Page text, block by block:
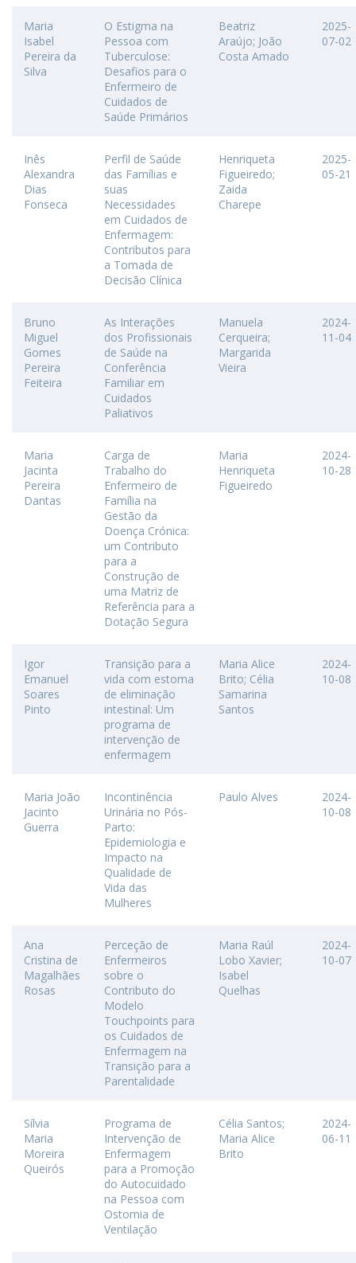
Maria
Isabel
Pereira da
Silva
O Estigma na
Pessoa com
Tuberculose:
Desafios para o
Enfermeiro de
Cuidados de
Saúde Primários
Beatriz
Araújo; João
Costa Amado
2025-
07-02
Inês
Alexandra
Dias
Fonseca
Perfil de Saúde
das Famílias e
suas
Necessidades
em Cuidados de
Enfermagem:
Contributos para
a Tomada de
Decisão Clínica
Henriqueta
Figueiredo;
Zaida
Charepe
2025-
05-21
Bruno
Miguel
Gomes
Pereira
Feiteira
As Interações
dos Profissionais
de Saúde na
Conferência
Familiar em
Cuidados
Paliativos
Manuela
Cerqueira;
Margarida
Vieira
2024-
11-04
Maria
Jacinta
Pereira
Dantas
Carga de
Trabalho do
Enfermeiro de
Família na
Gestão da
Doença Crónica:
um Contributo
para a
Construção de
uma Matriz de
Referência para a
Dotação Segura
Maria
Henriqueta
Figueiredo
2024-
10-28
Igor
Emanuel
Soares
Pinto
Transição para a
vida com estoma
de eliminação
intestinal: Um
programa de
intervenção de
enfermagem
Maria Alice
Brito; Célia
Samarina
Santos
2024-
10-08
Maria João
Jacinto
Guerra
Incontinência
Urinária no Pós-
Parto:
Epidemiologia e
Impacto na
Qualidade de
Vida das
Mulheres
Paulo Alves
2024-
10-08
Ana
Cristina de
Magalhães
Rosas
Perceção de
Enfermeiros
sobre o
Contributo do
Modelo
Touchpoints para
os Cuidados de
Enfermagem na
Transição para a
Parentalidade
Maria Raúl
Lobo Xavier;
Isabel
Quelhas
2024-
10-07
Sílvia
Maria
Moreira
Queirós
Programa de
Intervenção de
Enfermagem
para a Promoção
do Autocuidado
na Pessoa com
Ostomia de
Ventilação
Célia Santos;
Maria Alice
Brito
2024-
06-11